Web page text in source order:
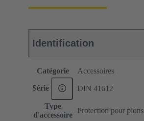
Identification
Catégorie Accessoires
Série DIN 41612
Type
d'accessoire
Protection pour pions